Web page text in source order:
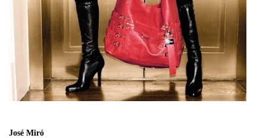
José Miró